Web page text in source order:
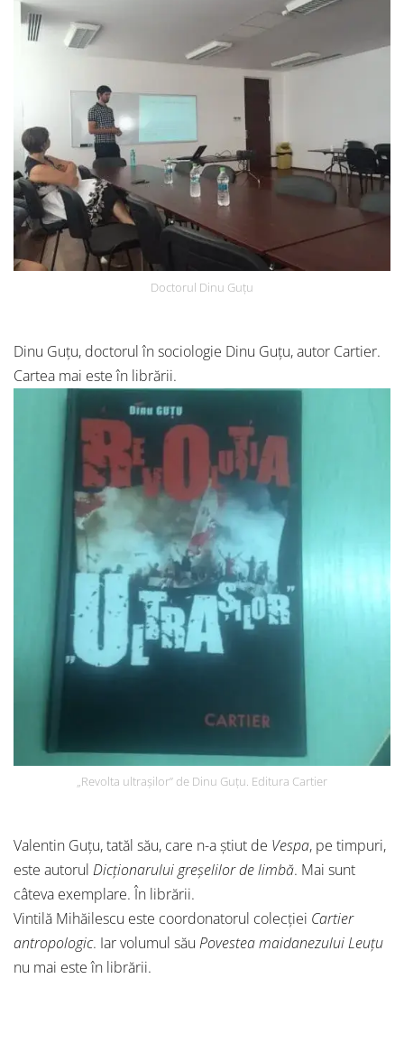
Doctorul Dinu Guțu
Dinu Guțu, doctorul în sociologie Dinu Guțu, autor Cartier.
Cartea mai este în librării.
„Revolta ultrașilor” de Dinu Guțu. Editura Cartier
Valentin Guțu, tatăl său, care n-a știut de Vespa, pe timpuri,
este autorul Dicționarului greșelilor de limbă. Mai sunt
câteva exemplare. În librării.
Vintilă Mihăilescu este coordonatorul colecției Cartier
antropologic. Iar volumul său Povestea maidanezului Leuțu
nu mai este în librării.